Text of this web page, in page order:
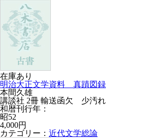
在庫あり
明治大正文学資料 真蹟図録
本間久雄
講談社 2冊 輸送函欠 少汚れ
和暦刊行年：
昭52
4,000円
カテゴリー： 近代文学総論